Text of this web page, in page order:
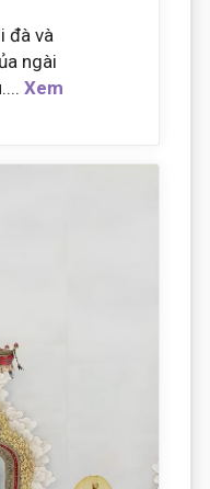
đà và
ngài
Xem